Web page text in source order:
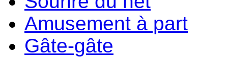
Amusement à part
Gâte-gâte